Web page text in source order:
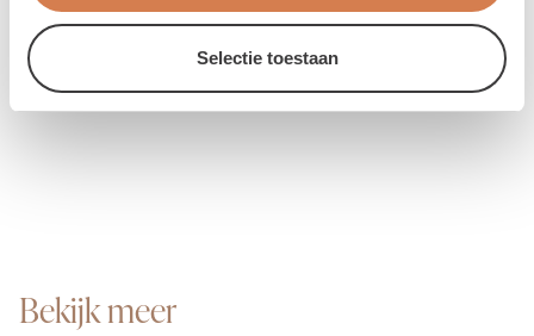
Selectie toestaan
Bekijk meer